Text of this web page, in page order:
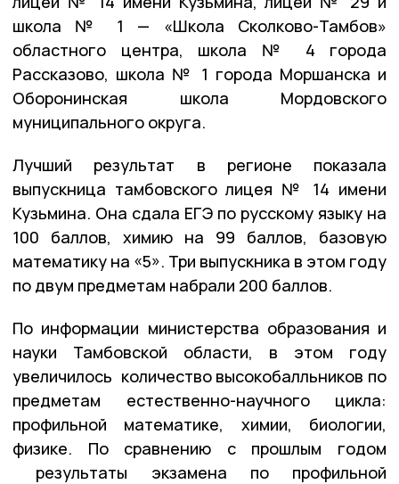
школа № 1 — «Школа Сколково-Тамбов»
областного центра, школа № 4 города
Рассказово, школа № 1 города Моршанска и
Оборонинская школа Мордовского
муниципального округа.
Лучший результат в регионе показала
выпускница тамбовского лицея № 14 имени
Кузьмина. Она сдала ЕГЭ по русскому языку на
100 баллов, химию на 99 баллов, базовую
математику на «5». Три выпускника в этом году
по двум предметам набрали 200 баллов.
По информации министерства образования и
науки Тамбовской области, в этом году
увеличилось количество высокобалльников по
предметам естественно-научного цикла:
профильной математике, химии, биологии,
физике. По сравнению с прошлым годом
результаты экзамена по профильной